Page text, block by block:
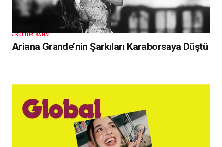
KÜLTÜR-SANAT
Ariana Grande’nin Şarkıları Karaborsaya Düştü